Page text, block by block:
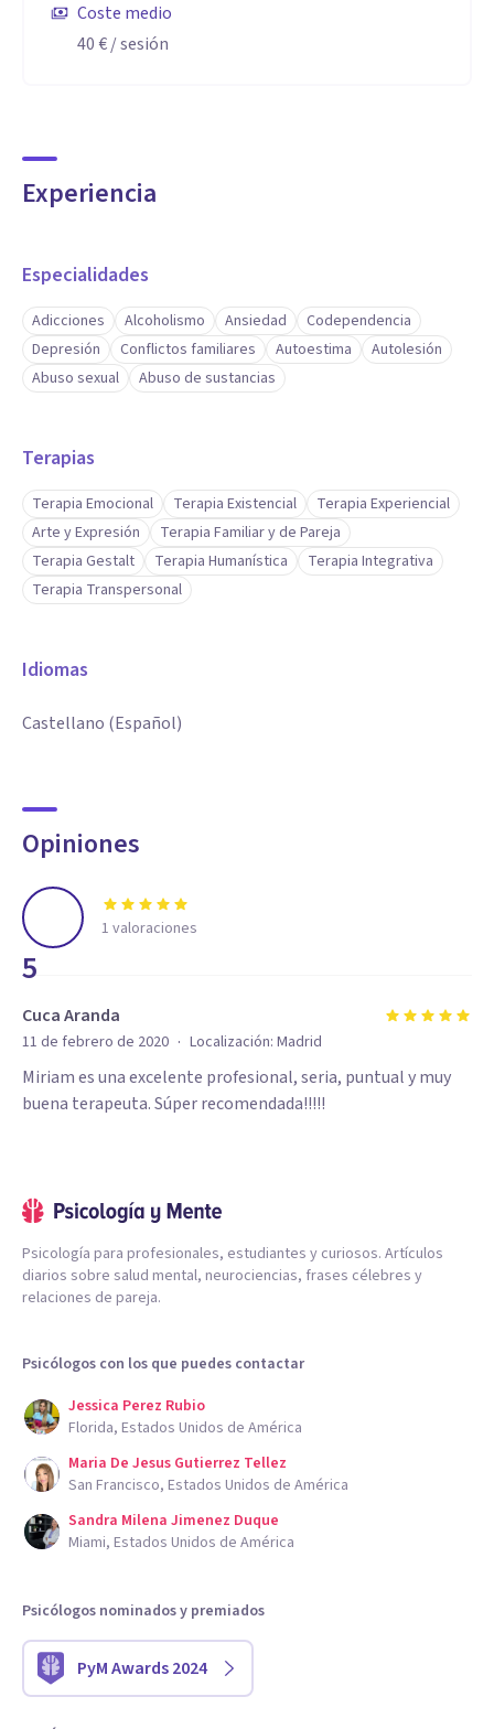
Coste medio
40 €/ sesión
Experiencia
Especialidades
Adicciones Alcoholismo Ansiedad
Codependencia
Depresión
Conflictos familiares Autoestima
Autolesión
Abuso sexual
Abuso de sustancias
Terapias
Terapia Emocional Terapia Existencial
Terapia Experiencial
Arte y Expresión
Terapia Familiar y de Pareja
Terapia Gestalt
Terapia Humanística
Terapia Integrativa
Terapia Transpersonal
Idiomas
Castellano (Español)
Opiniones
5
1 valoraciones
Cuca Aranda
11 de febrero de 2020 · Localización: Madrid
Miriam es una excelente profesional, seria, puntual y muy
buena terapeuta. Súper recomendada!!!!!
Psicología para profesionales, estudiantes y curiosos. Artículos
diarios sobre salud mental, neurociencias, frases célebres y
relaciones de pareja.
Psicólogos con los que puedes contactar
Jessica Perez Rubio
Florida, Estados Unidos de América
Maria De Jesus Gutierrez Tellez
San Francisco, Estados Unidos de América
Sandra Milena Jimenez Duque
Miami, Estados Unidos de América
Psicólogos nominados y premiados
PyM Awards 2024